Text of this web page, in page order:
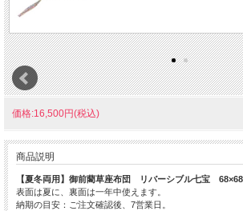
価格:16,500円(税込)
商品説明
【夏冬両用】御前藺草座布団 リバーシブル七宝 68×68
表面は夏に、裏面は一年中使えます。
納期の目安：ご注文確認後、7営業日。